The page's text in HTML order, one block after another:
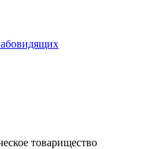
товарищество